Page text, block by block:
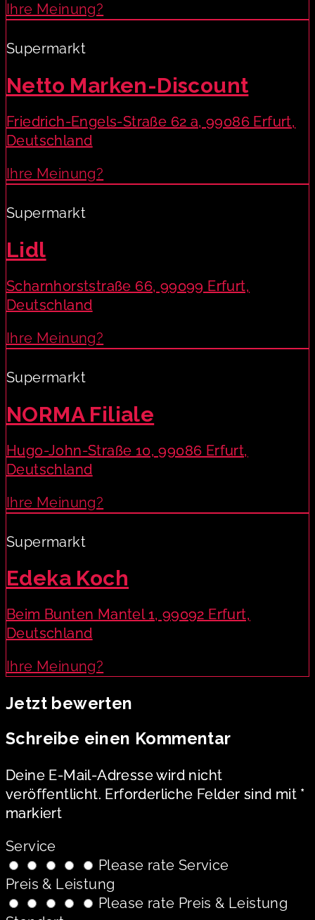
Ihre Meinung?
Supermarkt
Netto Marken-Discount
Friedrich-Engels-Straße 62 a, 99086 Erfurt,
Deutschland
Ihre Meinung?
Supermarkt
Lidl
Scharnhorststraße 66, 99099 Erfurt,
Deutschland
Ihre Meinung?
Supermarkt
NORMA Filiale
Hugo-John-Straße 10, 99086 Erfurt,
Deutschland
Ihre Meinung?
Supermarkt
Edeka Koch
Beim Bunten Mantel 1, 99092 Erfurt,
Deutschland
Ihre Meinung?
Jetzt bewerten
Schreibe einen Kommentar
Deine E-Mail-Adresse wird nicht
veröffentlicht. Erforderliche Felder sind mit *
markiert
Service
Please rate Service
Preis & Leistung
Please rate Preis & Leistung